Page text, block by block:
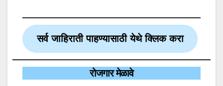
सर्व जाहिराती पाहण्यासाठी येथे क्लिक करा
रोजगार मेळावे